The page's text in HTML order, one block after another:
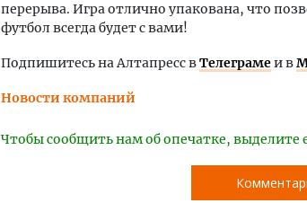
перерыва. Игра отлично упакована, что
футбол всегда будет с вами!
Подпишитесь на Алтапресс вТелеграмеи в
Новости компаний
Чтобы сообщить нам об опечатке,